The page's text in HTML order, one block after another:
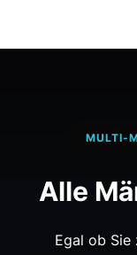
MULTI-
Alle
Egal ob